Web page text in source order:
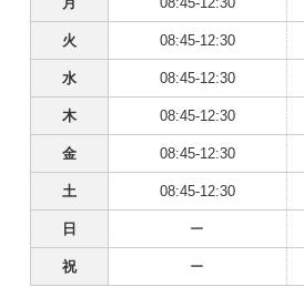
火 08:45-12:30
水 08:45-12:30
木 08:45-12:30
金 08:45-12:30
土 08:45-12:30
日 ー
祝 ー